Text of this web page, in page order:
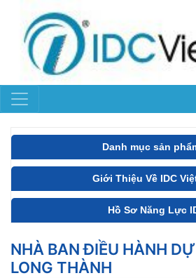
Danh mục sản
Giới Thiệu Về IDC
Hồ Sơ Năng Lực
NHÀ BAN ĐIỀU HÀNH
LONG THÀNH